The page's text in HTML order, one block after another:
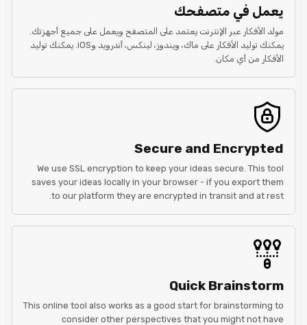
يعمل في متصفحك
مولد الأفكار عبر الإنترنت يعتمد على المتصفح ويعمل على جميع أجهزتك.
يمكنك توليد الأفكار على ماك، ويندوز، لينكس، أندرويد وiOS. يمكنك توليد
الأفكار من أي مكان.
Secure and Encrypted
We use SSL encryption to keep your ideas secure. This tool
saves your ideas locally in your browser - if you export them
to our platform they are encrypted in transit and at rest.
Quick Brainstorm
This online tool also works as a good start for brainstorming to
consider other perspectives that you might not have